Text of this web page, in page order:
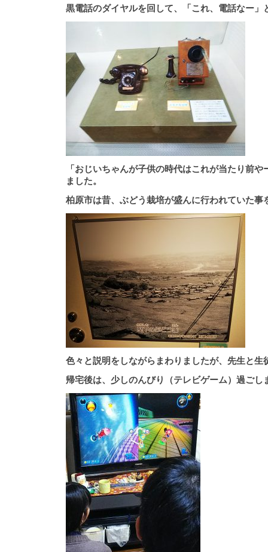
黒電話のダイヤルを回して、「これ、電話なー」
「おじいちゃんが子供の時代はこれが当たり前
ました。
柏原市は昔、ぶどう栽培が盛んに行われていた事
色々と説明をしながらまわりましたが、先生と生
帰宅後は、少しのんびり（テレビゲーム）過ごし